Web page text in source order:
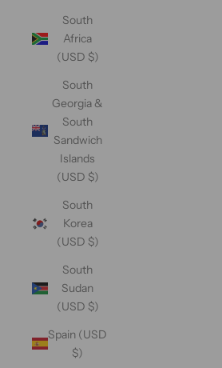
South
Africa
(USD $)
South
Georgia &
South
Sandwich
Islands
(USD $)
South
Korea
(USD $)
South
Sudan
(USD $)
Spain (USD
$)